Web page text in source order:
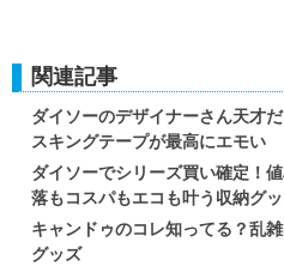
関連記事
ダイソーのデザイナーさん天才
スキングテープが最高にエモい
ダイソーでシリーズ買い確定！
落もコスパもエコも叶う収納グ
キャンドゥのコレ知ってる？乱
グッズ